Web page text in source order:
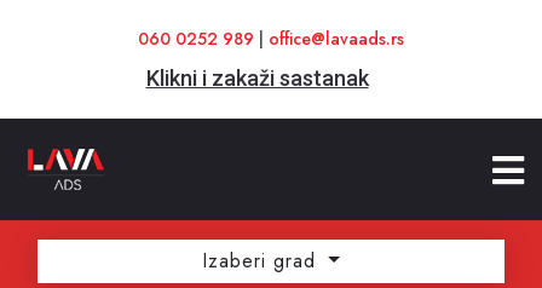
060 0252 989 office@lavaads.rs
Klikni i zakaži sastanak
Izaberi grad